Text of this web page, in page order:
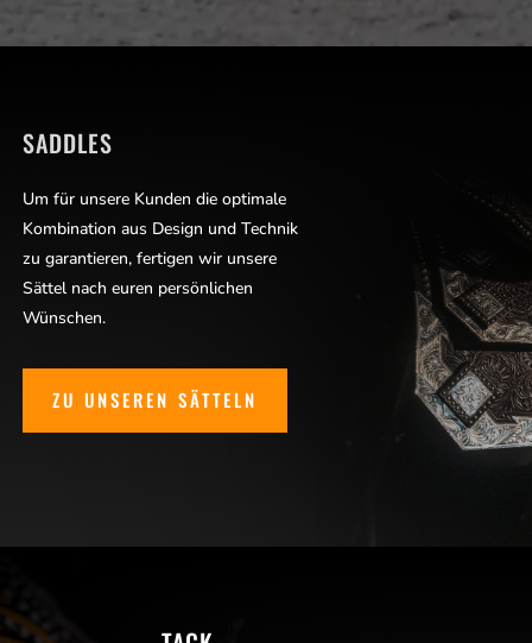
SADDLES
Um für unsere Kunden die optimale
Kombination aus Design und Technik
zu garantieren, fertigen wir unsere
Sättel nach euren persönlichen
Wünschen.
ZU UNSEREN SÄTTELN